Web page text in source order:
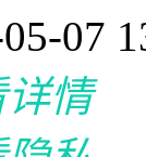
07
详情